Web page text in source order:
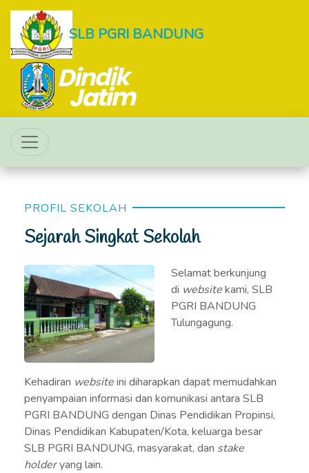
SLB PGRI BANDUNG
PROFIL SEKOLAH
Sejarah Singkat Sekolah
Selamat berkunjung
di websitekami, SLB
PGRI BANDUNG
Tulungagung.
Kehadiran websiteini diharapkan dapat memudahkan
penyampaian informasi dan komunikasi antara SLB
PGRI BANDUNG dengan Dinas Pendidikan Propinsi,
Dinas Pendidikan Kabupaten/Kota, keluarga besar
SLB PGRI BANDUNG, masyarakat, dan stake
holderyang lain.